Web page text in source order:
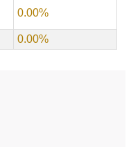
0.00%
0.00%